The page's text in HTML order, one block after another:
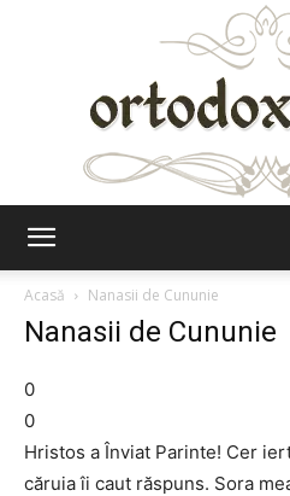
Acasă
Nanasii de Cununie
Nanasii de Cununie
0
0
Hristos a Înviat Parinte! Cer
căruia îi caut răspuns. Sora